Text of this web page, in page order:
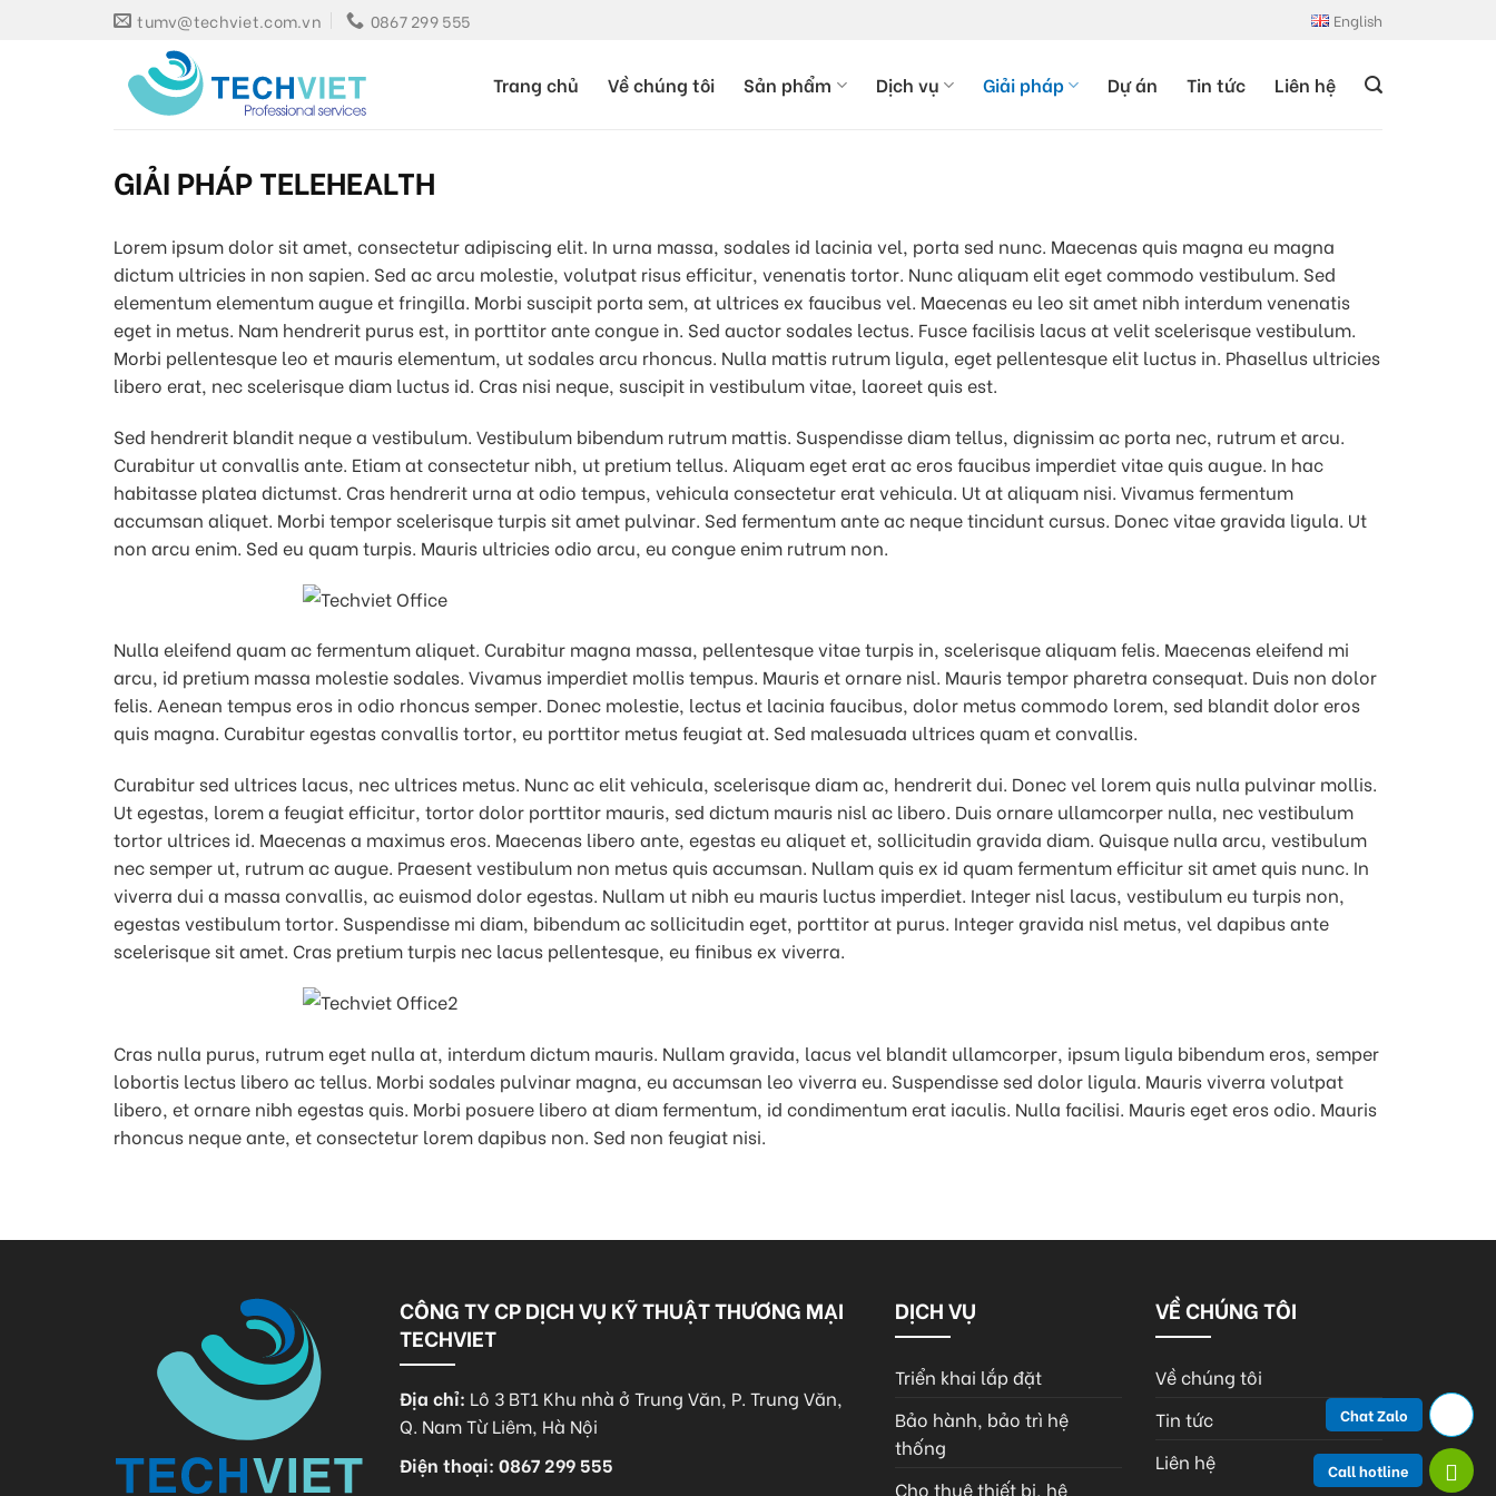
tumv@techviet.com.vn 0867 299 555 English
Trang chủ Về chúng tôi Sản phẩm Dịch vụ Giải pháp Dự án Tin tức Liên hệ
GIẢI PHÁP TELEHEALTH
Lorem ipsum dolor sit amet, consectetur adipiscing elit. In urna massa, sodales id lacinia vel, porta sed nunc. Maecenas quis magna eu magna
dictum ultricies in non sapien. Sed ac arcu molestie, volutpat risus efficitur, venenatis tortor. Nunc aliquam elit eget commodo vestibulum. Sed
elementum elementum augue et fringilla. Morbi suscipit porta sem, at ultrices ex faucibus vel. Maecenas eu leo sit amet nibh interdum venenatis
eget in metus. Nam hendrerit purus est, in porttitor ante congue in. Sed auctor sodales lectus. Fusce facilisis lacus at velit scelerisque vestibulum.
Morbi pellentesque leo et mauris elementum, ut sodales arcu rhoncus. Nulla mattis rutrum ligula, eget pellentesque elit luctus in. Phasellus ultricies
libero erat, nec scelerisque diam luctus id. Cras nisi neque, suscipit in vestibulum vitae, laoreet quis est.
Sed hendrerit blandit neque a vestibulum. Vestibulum bibendum rutrum mattis. Suspendisse diam tellus, dignissim ac porta nec, rutrum et arcu.
Curabitur ut convallis ante. Etiam at consectetur nibh, ut pretium tellus. Aliquam eget erat ac eros faucibus imperdiet vitae quis augue. In hac
habitasse platea dictumst. Cras hendrerit urna at odio tempus, vehicula consectetur erat vehicula. Ut at aliquam nisi. Vivamus fermentum
accumsan aliquet. Morbi tempor scelerisque turpis sit amet pulvinar. Sed fermentum ante ac neque tincidunt cursus. Donec vitae gravida ligula. Ut
non arcu enim. Sed eu quam turpis. Mauris ultricies odio arcu, eu congue enim rutrum non.
Nulla eleifend quam ac fermentum aliquet. Curabitur magna massa, pellentesque vitae turpis in, scelerisque aliquam felis. Maecenas eleifend mi
arcu, id pretium massa molestie sodales. Vivamus imperdiet mollis tempus. Mauris et ornare nisl. Mauris tempor pharetra consequat. Duis non dolor
felis. Aenean tempus eros in odio rhoncus semper. Donec molestie, lectus et lacinia faucibus, dolor metus commodo lorem, sed blandit dolor eros
quis magna. Curabitur egestas convallis tortor, eu porttitor metus feugiat at. Sed malesuada ultrices quam et convallis.
Curabitur sed ultrices lacus, nec ultrices metus. Nunc ac elit vehicula, scelerisque diam ac, hendrerit dui. Donec vel lorem quis nulla pulvinar mollis.
Ut egestas, lorem a feugiat efficitur, tortor dolor porttitor mauris, sed dictum mauris nisl ac libero. Duis ornare ullamcorper nulla, nec vestibulum
tortor ultrices id. Maecenas a maximus eros. Maecenas libero ante, egestas eu aliquet et, sollicitudin gravida diam. Quisque nulla arcu, vestibulum
nec semper ut, rutrum ac augue. Praesent vestibulum non metus quis accumsan. Nullam quis ex id quam fermentum efficitur sit amet quis nunc. In
viverra dui a massa convallis, ac euismod dolor egestas. Nullam ut nibh eu mauris luctus imperdiet. Integer nisl lacus, vestibulum eu turpis non,
egestas vestibulum tortor. Suspendisse mi diam, bibendum ac sollicitudin eget, porttitor at purus. Integer gravida nisl metus, vel dapibus ante
scelerisque sit amet. Cras pretium turpis nec lacus pellentesque, eu finibus ex viverra.
Cras nulla purus, rutrum eget nulla at, interdum dictum mauris. Nullam gravida, lacus vel blandit ullamcorper, ipsum ligula bibendum eros, semper
lobortis lectus libero ac tellus. Morbi sodales pulvinar magna, eu accumsan leo viverra eu. Suspendisse sed dolor ligula. Mauris viverra volutpat
libero, et ornare nibh egestas quis. Morbi posuere libero at diam fermentum, id condimentum erat iaculis. Nulla facilisi. Mauris eget eros odio. Mauris
rhoncus neque ante, et consectetur lorem dapibus non. Sed non feugiat nisi.
CÔNG TY CP DỊCH VỤ KỸ THUẬT THƯƠNG MẠI
TECHVIET
Địa chỉ: Lô 3 BT1 Khu nhà ở Trung Văn, P. Trung Văn,
Q. Nam Từ Liêm, Hà Nội
Điện thoại: 0867 299 555
DỊCH VỤ
Triển khai lắp đặt
Bảo hành, bảo trì hệ
thống
Cho thuê thiết bị, hệ
VỀ CHÚNG TÔI
Về chúng tôi
Tin tức
Liên hệ
Chat Zalo
Call hotline